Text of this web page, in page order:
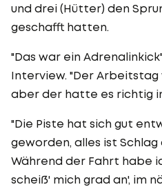
und drei (Hütter) den
geschafft hatten.
"Das war ein
Interview. "Der Arbeitstag
aber der hatte es richtig
"Die Piste hat sich gut
geworden, alles ist
Während der Fahrt habe
scheiß' mich grad an', im